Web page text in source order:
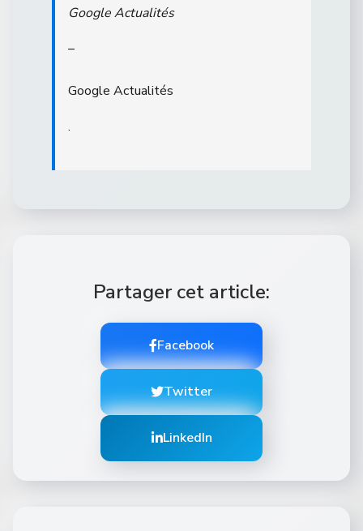
Google Actualités
–
Google Actualités
.
Partager cet article:
Facebook
Twitter
LinkedIn